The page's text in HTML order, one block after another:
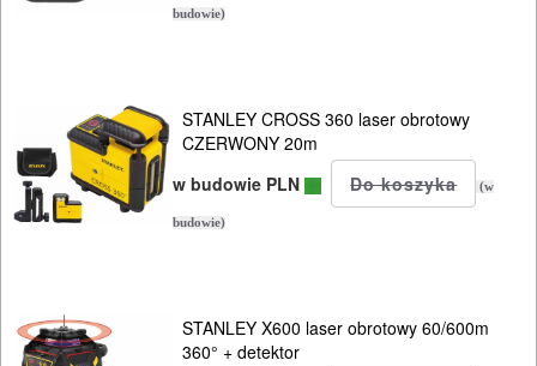
BUDOWLANE
I
ELEKTRY..
lasery
krzyżowe
budowie)
STANLEY CROSS 360 laser obrotowy
CZERWONY 20m
w budowie PLN
(w
budowie)
STANLEY X600 laser obrotowy 60/600m
360° + detektor